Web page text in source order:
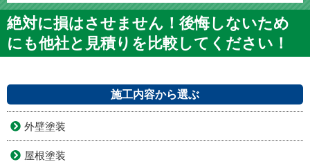
絶対に損はさせません！後悔しないため
にも他社と見積りを比較してください！
施工内容から選ぶ
外壁塗装
屋根塗装